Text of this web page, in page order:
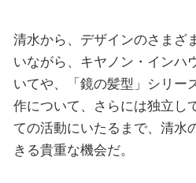
清水から、デザインのさまざ
いながら、キヤノン・インハ
いてや、「鏡の髪型」シリー
作について、さらには独立し
ての活動にいたるまで、清水
きる貴重な機会だ。